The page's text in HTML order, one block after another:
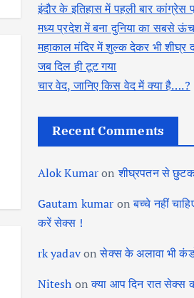
इंदौर के इतिहास में पहली बार कांग्रेस
मध्य प्रदेश में बना दुनिया का सबसे
महाकाल मंदिर में शुल्क देकर भी शीघ्र
जब दिल ही टूट गया
चार वेद, जानिए किस वेद में क्या है….?
Recent Comments
Alok Kumaronशीघ्रपतन से
Gautam kumar onबच्चे नहीं
करें सेक्स !
rk yadavonसेक्स के अलावा भी
Nitesh onक्या आप दिन रात सेक्स